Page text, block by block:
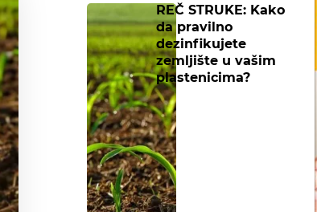
REČ STRUKE: Kako
da pravilno
dezinfikujete
zemljište u vašim
plastenicima?